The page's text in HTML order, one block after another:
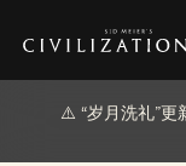
⚠️ “岁月洗礼”更